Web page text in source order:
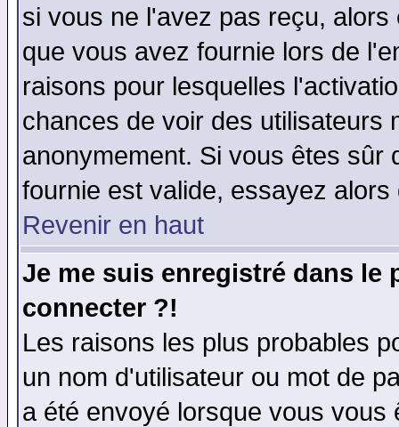
si vous ne l'avez pas reçu,
que vous avez fournie lors de
raisons pour lesquelles
chances de voir des utilisateurs
anonymement. Si vous êtes sûr
fournie est valide, essayez
Revenir en haut
Je me suis enregistré dans le
connecter ?!
Les raisons les plus probables
un nom d'utilisateur ou mot de
a été envoyé lorsque vous